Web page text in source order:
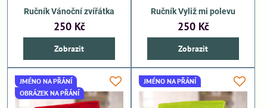
Ručník Vánoční zvířátka
250 Kč
Zobrazit
Ručník Vyliž mi polevu
250 Kč
Zobrazit
JMÉNO NA PŘÁNÍ
OBRÁZEK NA PŘÁNÍ
JMÉNO NA PŘÁNÍ